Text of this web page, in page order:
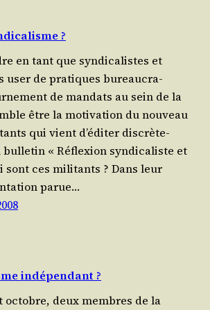
?
en tant que syn­di­ca­listes et
user de pra­tiques bureau­cra­
de man­dats au sein de la
être la moti­va­tion du nou­veau
qui vient d’éditer dis­crè­te­
bul­le­tin « Réflexion syn­di­ca­liste et
sont ces mili­tants ? Dans leur
parue…
indépendant ?
octobre, deux membres de la